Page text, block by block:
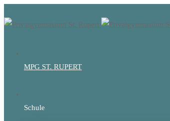
MPG ST. RUPERT
Schule